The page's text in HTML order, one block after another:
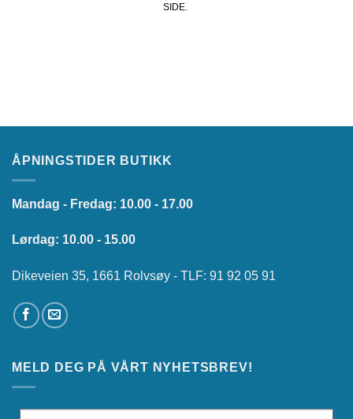
SIDE.
ÅPNINGSTIDER BUTIKK
Mandag - Fredag: 10.00 - 17.00
Lørdag: 10.00 - 15.00
Dikeveien 35, 1661 Rolvsøy - TLF: 91 92 05 91
MELD DEG PÅ VÅRT NYHETSBREV!